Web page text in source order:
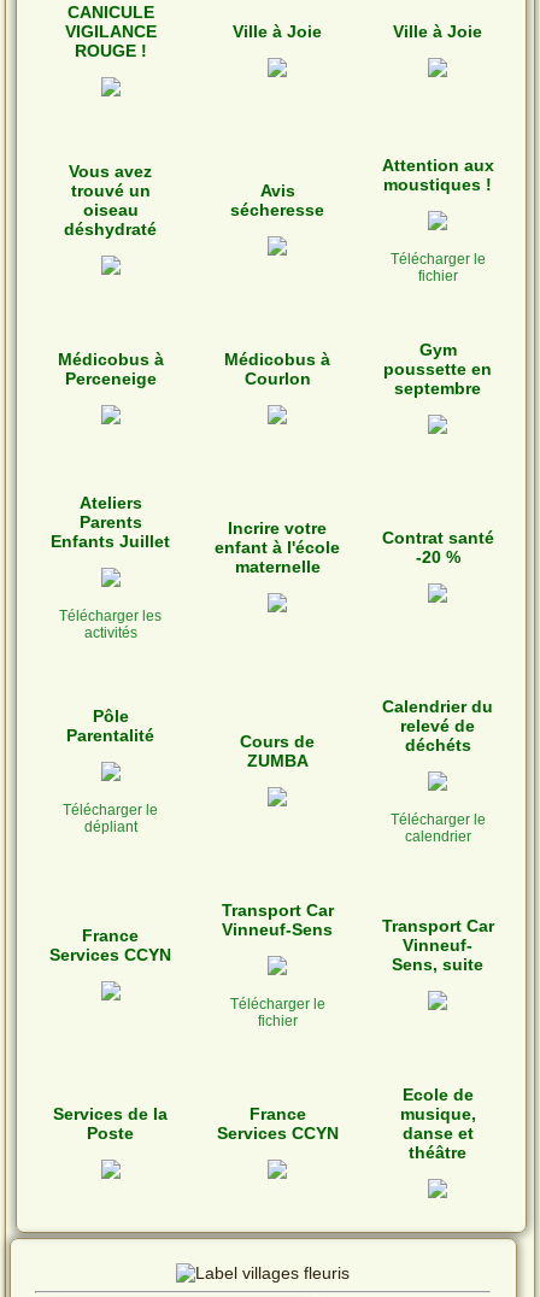
CANICULE
VIGILANCE
ROUGE !
Ville à Joie Ville à Joie
Vous avez
trouvé un
oiseau
déshydraté
Avis
sécheresse
Attention aux
moustiques !
Télécharger le
fichier
Médicobus à
Perceneige
Médicobus à
Courlon
Gym
poussette en
septembre
Ateliers
Parents
Enfants Juillet
Télécharger les
activités
Incrire votre
enfant à l'école
maternelle
Contrat santé
-20 %
Pôle
Parentalité
Télécharger le
dépliant
Cours de
ZUMBA
Calendrier du
relevé de
déchéts
Télécharger le
calendrier
France
Services CCYN
Transport Car
Vinneuf-Sens
Télécharger le
fichier
Transport Car
Vinneuf-
Sens, suite
Services de la
Poste
France
Services CCYN
Ecole de
musique,
danse et
théâtre